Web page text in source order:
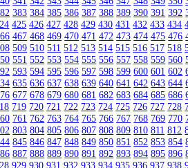
383 384 385 386 387 388 389 390 391 392
425 426 427 428 429 430 431 432 433 434
467 468 469 470 471 472 473 474 475 476
509 510 511 512 513 514 515 516 517 518
551 552 553 554 555 556 557 558 559 560
593 594 595 596 597 598 599 600 601 602
635 636 637 638 639 640 641 642 643 644
677 678 679 680 681 682 683 684 685 686
719 720 721 722 723 724 725 726 727 728
761 762 763 764 765 766 767 768 769 770
803 804 805 806 807 808 809 810 811 812
845 846 847 848 849 850 851 852 853 854
887 888 889 890 891 892 893 894 895 896
929 930 931 932 933 934 935 936 937 938